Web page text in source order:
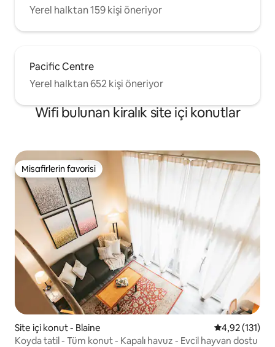
Yerel halktan 159 kişi öneriyor
Pacific Centre
Yerel halktan 652 kişi öneriyor
Wifi bulunan kiralık site içi konutlar
Misafirlerin favorisi
Misafirlerin favorisi
Site içi konut - Blaine 5 üzerinden
4,92 (131)
Koyda tatil - Tüm konut - Kapalı havuz - Evcil hayvan dostu